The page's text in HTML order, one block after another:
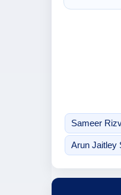
Sameer
Arun Jaitley